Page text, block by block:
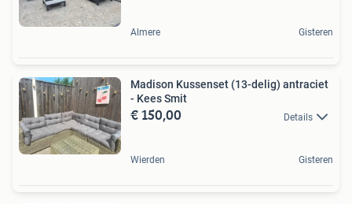
Almere Gisteren
Madison Kussenset (13-delig) antraciet
- Kees Smit
€ 150,00 Details
Wierden Gisteren